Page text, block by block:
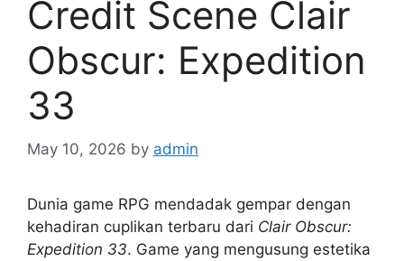
Credit Scene Clair
Obscur: Expedition
33
May 10, 2026 by admin
Dunia game RPG mendadak gempar dengan
kehadiran cuplikan terbaru dari Clair Obscur:
Expedition 33. Game yang mengusung estetika